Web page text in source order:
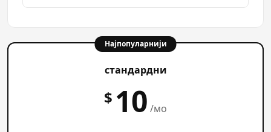
Најпопуларнији
стандардни
$ 10 /мо